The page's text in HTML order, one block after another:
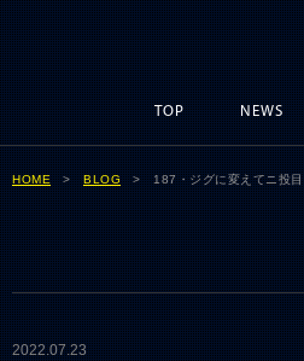
TOP NEWS
HOME >BLOG > 187・ジグに変えてニ投目
2022.07.23